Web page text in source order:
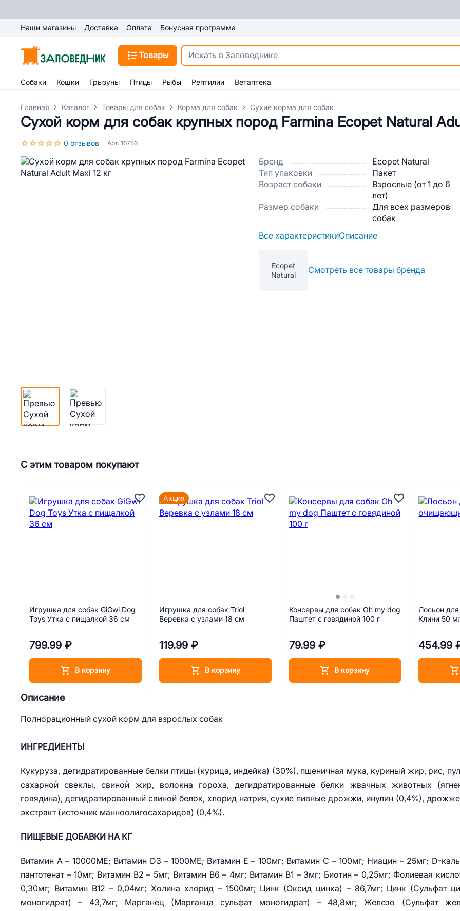
Наши магазины Доставка Оплата Бонусная программа
Товары
Собаки Кошки Грызуны Птицы Рыбы Рептилии Ветаптека
Главная Каталог Товары для собак Корма для собак Сухие корма для собак
Сухой корм для собак крупных пород Farmina Ecopet Natural
0 отзывов Арт. 16756
Бренд
Ecopet Natural
Тип упаковки
Пакет
Возраст собаки
Взрослые (от 1 до 6
лет)
Размер собаки
Для всех размеров
собак
Все характеристикиОписание
Ecopet
Natural
Смотреть все товары бренда
Описание
Полнорационный сухой корм для взрослых собак
ИНГРЕДИЕНТЫ
Кукуруза, дегидратированные белки птицы (курица, индейка) (30%), пшеничная мука, куриный жир, рис,
сахарной свеклы, свиной жир, волокна гороха, дегидратированные белки жвачных животных
говядина), дегидратированный свиной белок, хлорид натрия, сухие пивные дрожжи, инулин (0,4%),
экстракт (источник маннoолигосахаридов) (0,4%).
ПИЩЕВЫЕ ДОБАВКИ НА КГ
Витамин A – 10000ME; Витамин D3 – 1000ME; Витамин E – 100мг; Витамин C – 100мг; Ниацин – 25мг; D-
пантотенат – 10мг; Витамин B2 – 5мг; Витамин B6 – 4мг; Витамин B1 – 3мг; Биотин – 0,25мг; Фолиевая
0,30мг; Витамин B12 – 0,04мг; Холина хлорид – 1500мг; Цинк (Оксид цинка) – 86,7мг; Цинк (Сульфат
моногидрат) – 43,7мг; Марганец (Марганца сульфат моногидрат) – 48,8мг; Железо (Сульфат
С этим товаром покупают
Игрушка для собак GiGwi Dog
Toys Утка с пищалкой 36 см
799.99 ₽
В корзину
Игрушка для собак Triol
Веревка с узлами 18 см
119.99 ₽
В корзину
Акция
Консервы для собак Oh my dog
Паштет с говядиной 100 г
79.99 ₽
В корзину
Лосьон
Клини 50
454.99